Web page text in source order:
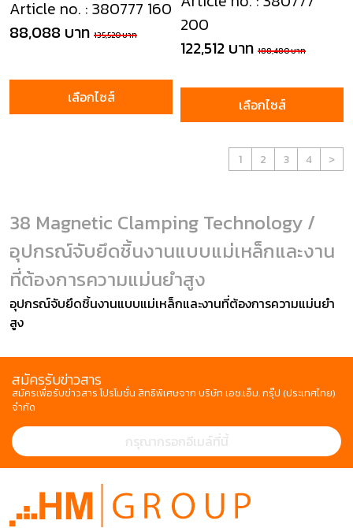
Article no. : 380777 160
88,088 บาท 135,520 บาท
เลือกไซส์
200
122,512 บาท 188,480 บาท
เลือกไซส์
1 2 3 4 >
38 Magnetic Clamping Technology /
อุปกรณ์จับยึดชิ้นงานแบบแม่เหล็กและงาน
ที่ต้องการความแม่นยำสูง
อุปกรณ์จับยึดชิ้นงานแบบแม่เหล็กและงานที่ต้องการความแม่นยำ
สูง
สมัครรับข่าวสาร
สมัครเพื่อรับข่าวสาร โปรโมชั่น สิทธิพิเศษจาก บริษัท เอช.เอ็ม. กรุ๊ป (ประเทศไทย)
จำกัด